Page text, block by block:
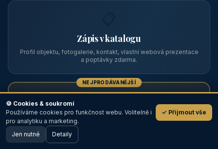
Zápis v katalogu
Profil objektu, fotogalerie, kontakt, vlastní webová prezentace
a poptávky zdarma.
NEJPRODÁVANĚJŠÍ
Prémiový partner
TOP pozice na titulce, přednost ve výpisech, zlatý odznak a
💬
🖥️ Desktop verze
🍪 Cookies & soukromí
Používáme cookies pro funkčnost webu. Volitelně i
pro analytiku a marketing.
✓ Přijmout vše
Jen nutné Detaily